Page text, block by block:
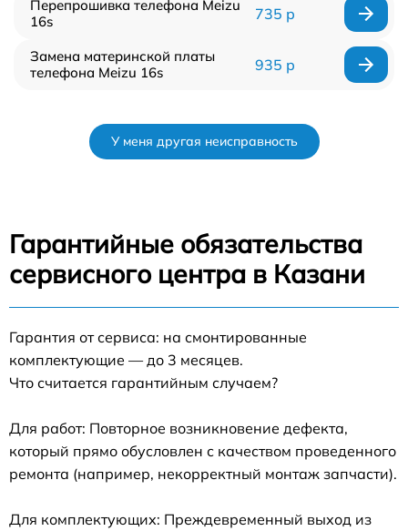
Перепрошивка телефона Meizu
16s
735 р
Замена материнской платы
телефона Meizu 16s
935 р
У меня другая неисправность
Гарантийные обязательства
сервисного центра в Казани
Гарантия от сервиса: на смонтированные
комплектующие — до 3 месяцев.
Что считается гарантийным случаем?
Для работ: Повторное возникновение дефекта,
который прямо обусловлен с качеством проведенного
ремонта (например, некорректный монтаж запчасти).
Для комплектующих: Преждевременный выход из